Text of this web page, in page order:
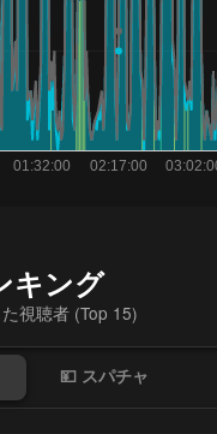
キング
視聴者 (Top 15)
💴 スパチャ